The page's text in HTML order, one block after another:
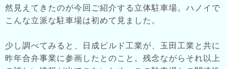
然見えてきたのが今回ご紹介する立体駐車場。ハノイで
こんな立派な駐車場は初めて見ました。
少し調べてみると、日成ビルド工業が、玉田工業と共に
昨年合弁事業に参画したとのこと。残念ながらそれ以上